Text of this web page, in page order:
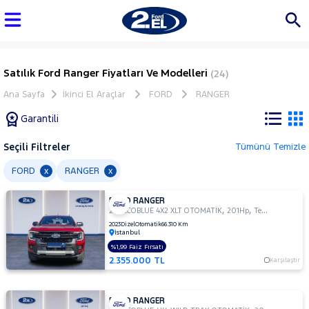
Satılık Ford Ranger Fiyatları Ve Modelleri (24)
Ana Sayfa İkinci El Araçlar FORD RANGER
Garantili
Tüm
Araçlar
AUDI
BMC
BMW
BYD
Seçili Filtreler Tümünü Temizle
FORD x RANGER x
FORD RANGER
2.0 ECOBLUE 4X2 XLT OTOMATİK,201Hp,Tek Kabin Pick Up
2023DizelOtomatik66.310 Km
İstanbul
2.355.000 TL Karşılaştır
%1,99 Faiz Fırsatı
FORD RANGER